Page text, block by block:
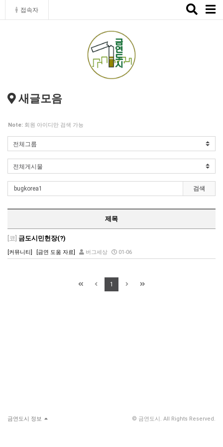
접속자
Toggle
새글모음
Note: 회원 아이디만 검색 가능
검색
제목
[코] 금도시민헌장(?)
[커뮤니티] [금연 도움 자료] 버그세상 01-06
1
금연도시 정보 © 금연도시. All Rights Reserved.